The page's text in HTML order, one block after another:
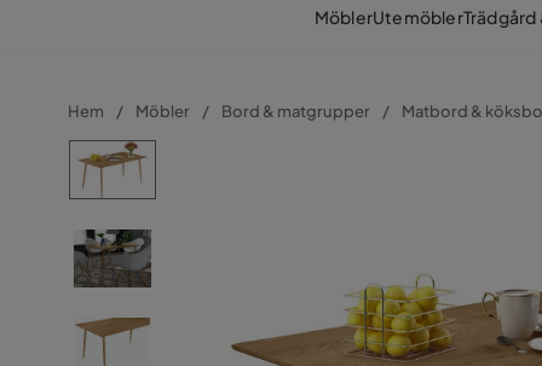
MöblerUtemöblerTrädgård
Hem Möbler Bord & matgrupper Matbord &